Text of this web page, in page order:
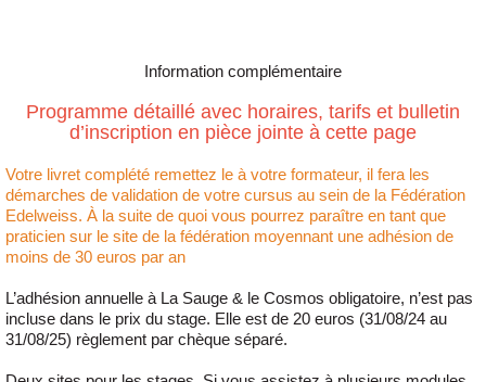
Information complémentaire
Programme détaillé avec horaires, tarifs et bulletin
d’inscription en pièce jointe à cette page
Votre livret complété remettez le à votre formateur, il fera les
démarches de validation de votre cursus au sein de la Fédération
Edelweiss. À la suite de quoi vous pourrez paraître en tant que
praticien sur le site de la fédération moyennant une adhésion de
moins de 30 euros par an
L’adhésion annuelle à La Sauge & le Cosmos obligatoire, n’est pas
incluse dans le prix du stage. Elle est de 20 euros (31/08/24 au
31/08/25) règlement par chèque séparé.